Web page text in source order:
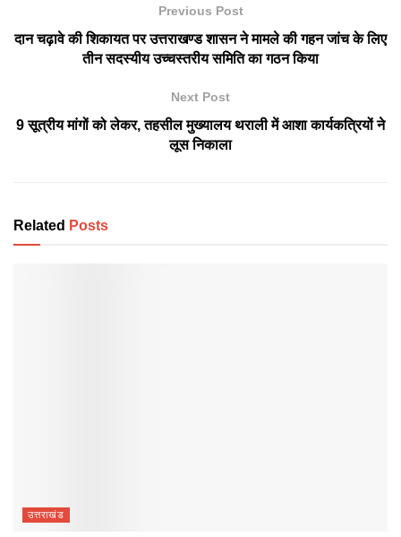
Previous Post
दान चढ़ावे की शिकायत पर उत्तराखण्ड शासन ने मामले की गहन जांच के लिए
तीन सदस्यीय उच्चस्तरीय समिति का गठन किया
Next Post
9 सूत्रीय मांगों को लेकर, तहसील मुख्यालय थराली में आशा कार्यकत्रियों ने
लूस निकाला
Related Posts
उत्तराखंड